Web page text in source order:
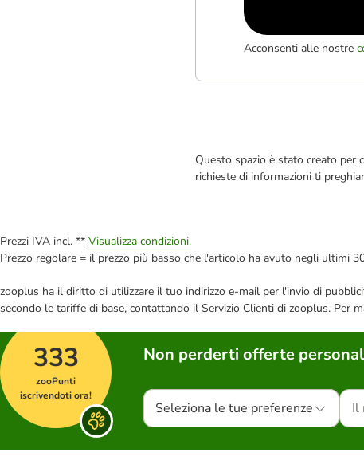
Acconsenti alle nostre
Questo spazio è stato creato per
richieste di informazioni ti
Prezzi IVA incl. ** Visualizza condizioni.
Prezzo regolare = il prezzo più basso che l'articolo ha avuto negli ultimi
zooplus ha il diritto di utilizzare il tuo indirizzo e-mail per l'invio di
secondo le tariffe di base, contattando il Servizio Clienti di zooplus. Per
333
zooPunti
iscrivendoti ora!
Non perderti offerte
Seleziona le tue preferenze